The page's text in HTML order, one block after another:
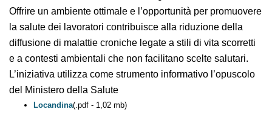
salute delle loro famiglie e della comunità.
Offrire un ambiente ottimale e l’opportunità per
promuovere la salute dei lavoratori contribuisce alla
riduzione della diffusione di malattie croniche legate a
stili di vita scorretti e a contesti ambientali che non
facilitano scelte salutari.
L’iniziativa utilizza come strumento informativo